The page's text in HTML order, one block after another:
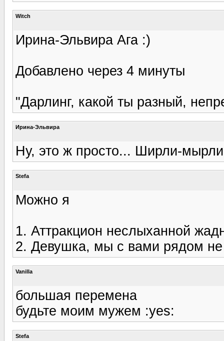
Witch
Ирина-Эльвира Ага :)
Добавлено через 4 минуты
"Дарлинг, какой ты разный,
Ирина-Эльвира
Ну, это ж просто... Ширли-
Stefa
Можно я
1. Аттракцион неслыханной
2. Девушка, мы с вами рядом
Vanilla
большая перемена
будьте моим мужем :yes:
Stefa